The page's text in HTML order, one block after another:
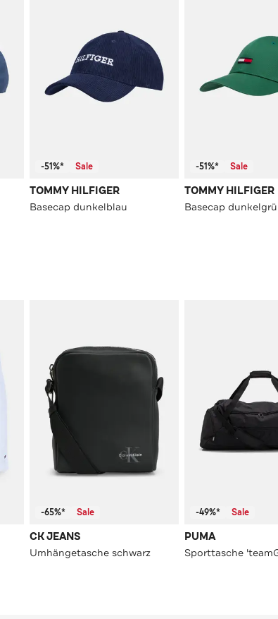
-51%* Sale
TOMMY HILFIGER
Basecap dunkelblau
-51%* Sale
TOMMY HILFIGER
Basecap
-65%* Sale
CK JEANS
Umhängetasche schwarz
-49%* Sale
PUMA